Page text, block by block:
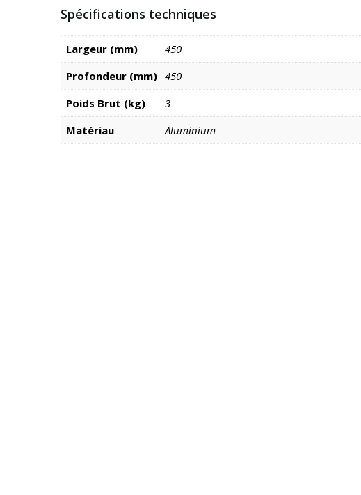
Spécifications techniques
Largeur (mm)
450
Profondeur (mm) 450
Poids Brut (kg)
3
Matériau
Aluminium